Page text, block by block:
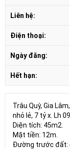
Liên hệ:
Điện thoại:
Ngày đăng:
Hết hạn:
Trâu Quỳ, Gia
nhỏ lẻ, 7 tỷ x. Lh
Diện tích: 45m2.
Mặt tiền: 12m.
Đường trước đất: